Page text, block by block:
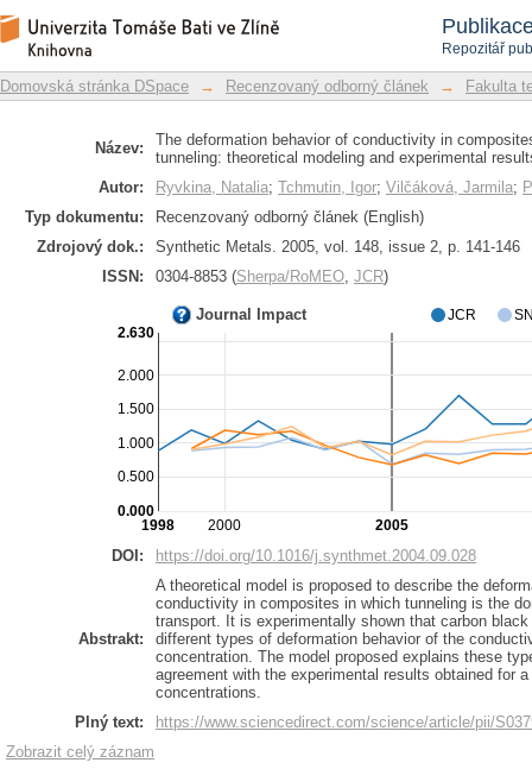
Repozitář
Deformační chování vodivosti v
nosičů náboje: teoretický model a
Repozitář DSpace/Manakin
Domovská stránka DSpace → Recenzovaný odborný článek → Fakulta
Název:
The deformation behavior of conductivity in
tunneling: theoretical modeling and experimental
Autor:
Ryvkina, Natalia; Tchmutin, Igor; Vilčáková, Jarmila;
Typ dokumentu:
Recenzovaný odborný článek (English)
Zdrojový dok.:
Synthetic Metals. 2005, vol. 148, issue 2, p. 141-146
ISSN:
0304-8853 (Sherpa/RoMEO, JCR)
Journal Impact
2000 2005
1998
0.500
1.000
1.500
2.000
0.000
2.630
JCR
DOI: https://doi.org/10.1016/j.synthmet.2004.09.028
Abstrakt:
A theoretical model is proposed to describe the
conductivity in composites in which tunneling is the
transport. It is experimentally shown that carbon
different types of deformation behavior of the
concentration. The model proposed explains these
agreement with the experimental results obtained for
concentrations.
Plný text:
https://www.sciencedirect.com/science/article/pii/
Zobrazit celý záznam